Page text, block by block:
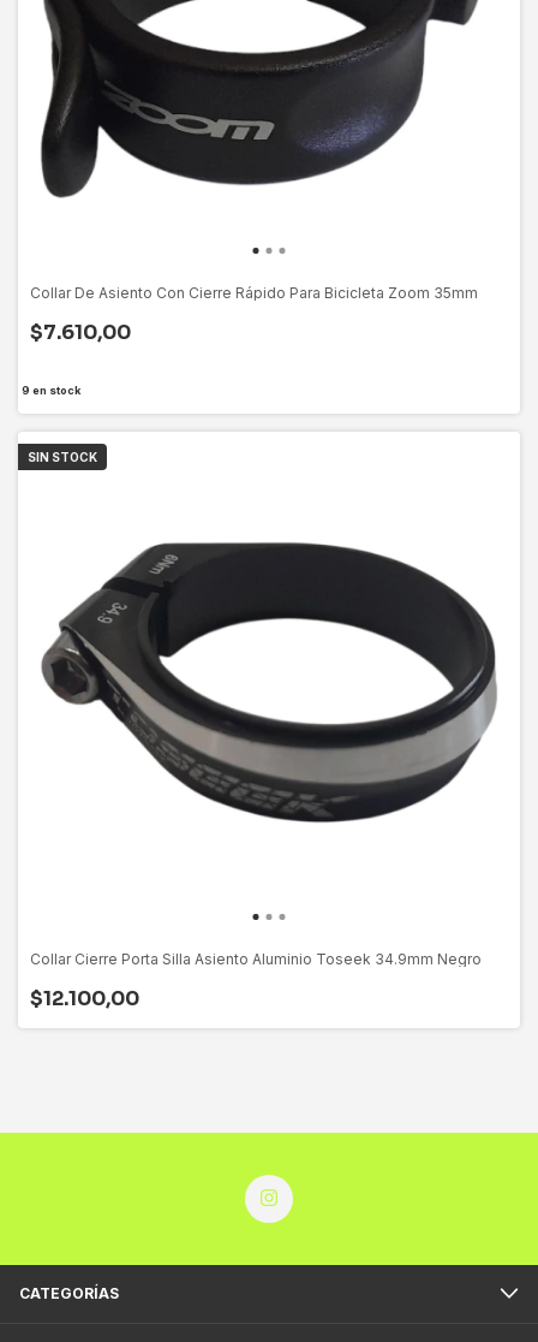
Collar De Asiento Con Cierre Rápido Para Bicicleta Zoom 35mm
$7.610,00
9 en stock
SIN STOCK
Collar Cierre Porta Silla Asiento Aluminio Toseek 34.9mm Negro
$12.100,00
CATEGORÍAS